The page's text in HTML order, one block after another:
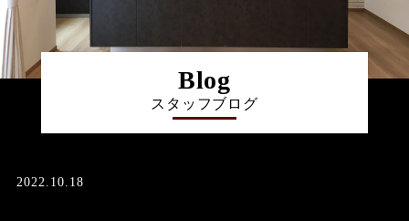
Blog
スタッフブログ
2022.10.18